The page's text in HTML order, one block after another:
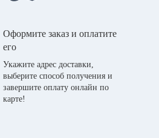
Оформите заказ и оплатите
его
Укажите адрес доставки,
выберите способ получения и
завершите оплату онлайн по
карте!